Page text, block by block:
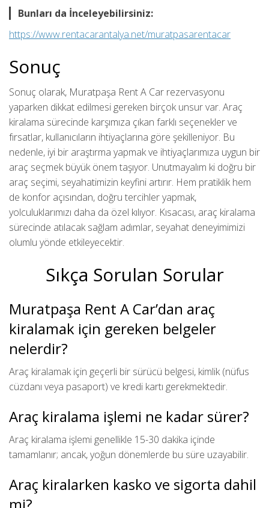
Bunları da İnceleyebilirsiniz:
https://www.rentacarantalya.net/muratpasarentacar
Sonuç
Sonuç olarak, Muratpaşa Rent A Car rezervasyonu
yaparken dikkat edilmesi gereken birçok unsur var. Araç
kiralama sürecinde karşımıza çıkan farklı seçenekler ve
fırsatlar, kullanıcıların ihtiyaçlarına göre şekilleniyor. Bu
nedenle, iyi bir araştırma yapmak ve ihtiyaçlarımıza uygun bir
araç seçmek büyük önem taşıyor. Unutmayalım ki doğru bir
araç seçimi, seyahatimizin keyfini artırır. Hem pratiklik hem
de konfor açısından, doğru tercihler yapmak,
yolculuklarımızı daha da özel kılıyor. Kısacası, araç kiralama
sürecinde atılacak sağlam adımlar, seyahat deneyimimizi
olumlu yönde etkileyecektir.
Sıkça Sorulan Sorular
Muratpaşa Rent A Car’dan araç
kiralamak için gereken belgeler
nelerdir?
Araç kiralamak için geçerli bir sürücü belgesi, kimlik (nüfus
cüzdanı veya pasaport) ve kredi kartı gerekmektedir.
Araç kiralama işlemi ne kadar sürer?
Araç kiralama işlemi genellikle 15-30 dakika içinde
tamamlanır; ancak, yoğun dönemlerde bu süre uzayabilir.
Araç kiralarken kasko ve sigorta dahil